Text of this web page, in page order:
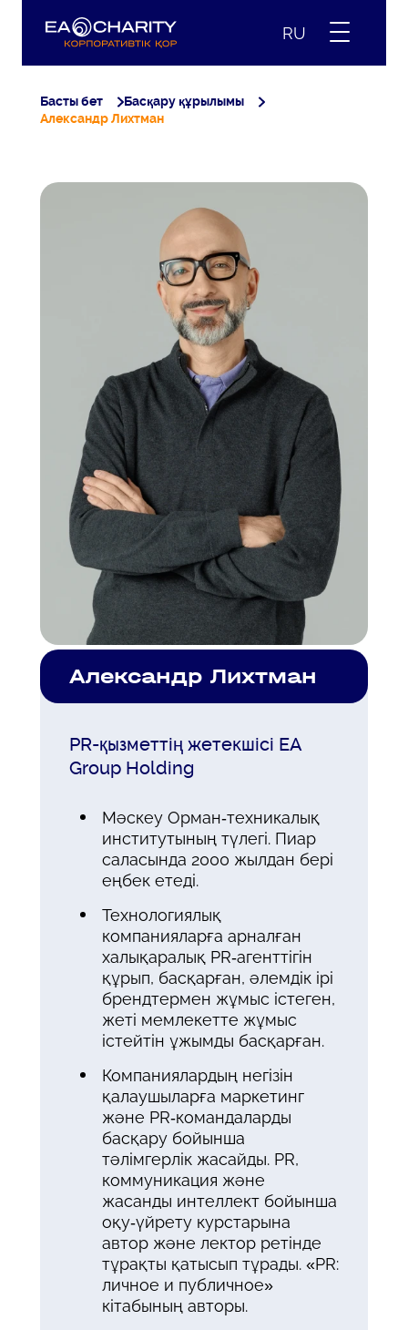
RU
Басты бет
Басқару құрылымы
Александр Лихтман
Александр Лихтман
PR-қызметтің жетекшісі EA
Group Holding
Мәскеу Орман-техникалық
институтының түлегі. Пиар
саласында 2000 жылдан бері
еңбек етеді.
Технологиялық
компанияларға арналған
халықаралық PR-агенттігін
құрып, басқарған, әлемдік ірі
брендтермен жұмыс істеген,
жеті мемлекетте жұмыс
істейтін ұжымды басқарған.
Компаниялардың негізін
қалаушыларға маркетинг
және PR-командаларды
басқару бойынша
тәлімгерлік жасайды. PR,
коммуникация және
жасанды интеллект бойынша
оқу-үйрету курстарына
автор және лектор ретінде
тұрақты қатысып тұрады. «PR:
личное и публичное»
кітабының авторы.